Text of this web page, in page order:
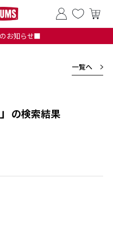
お知らせ■
一覧へ
の検索結果